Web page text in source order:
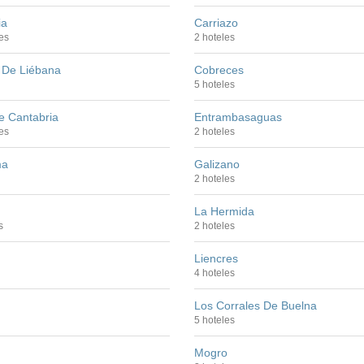
Carriazo
2 hoteles
Liébana Cobreces
5 hoteles
Cantabria Entrambasaguas
2 hoteles
Galizano
2 hoteles
La Hermida
2 hoteles
Liencres
4 hoteles
Los Corrales De Buelna
5 hoteles
Mogro